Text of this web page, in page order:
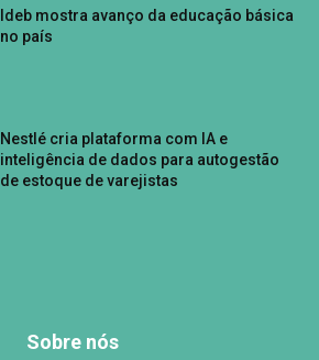
Ideb mostra avanço da educação básica
no país
Nestlé cria plataforma com IA e
inteligência de dados para autogestão
de estoque de varejistas
Sobre nós